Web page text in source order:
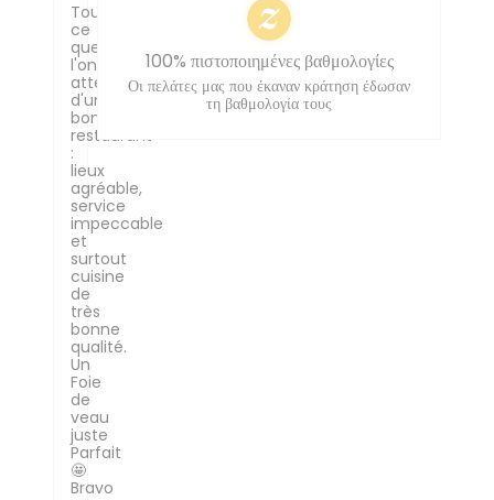
Tout
ce
que
l'on
attend
d'un
bon
restaurant
:
lieux
agréable,
service
impeccable
et
surtout
cuisine
de
très
bonne
qualité.
Un
Foie
de
veau
juste
Parfait
🤩
Bravo
100% πιστοποιημένες βαθμολογίες
Οι πελάτες μας που έκαναν κράτηση έδωσαν
τη βαθμολογία τους